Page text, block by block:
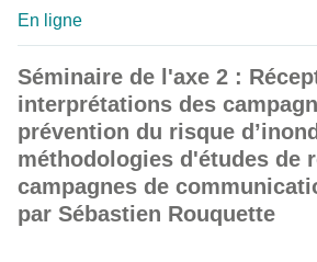
En ligne
Séminaire de l'axe 2 :
interprétations des
prévention du risque
méthodologies d'études de
campagnes de
par Sébastien Rouquette